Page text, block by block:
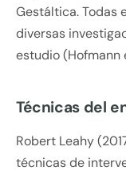
Gestáltica. Todas
diversas
estudio (Hofmann
Técnicas del
Robert Leahy
técnicas de